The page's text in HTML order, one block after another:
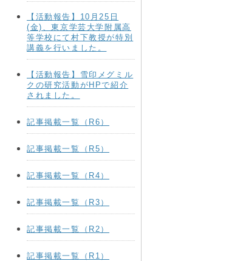
【活動報告】10月25日
(金)、東京学芸大学附属高
等学校にて村下教授が特別
講義を行いました。
【活動報告】雪印メグミル
クの研究活動がHPで紹介
されました。
記事掲載一覧（R6）
記事掲載一覧（R5）
記事掲載一覧（R4）
記事掲載一覧（R3）
記事掲載一覧（R2）
記事掲載一覧（R1）